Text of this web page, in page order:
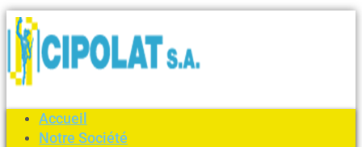
Accueil
Notre Société